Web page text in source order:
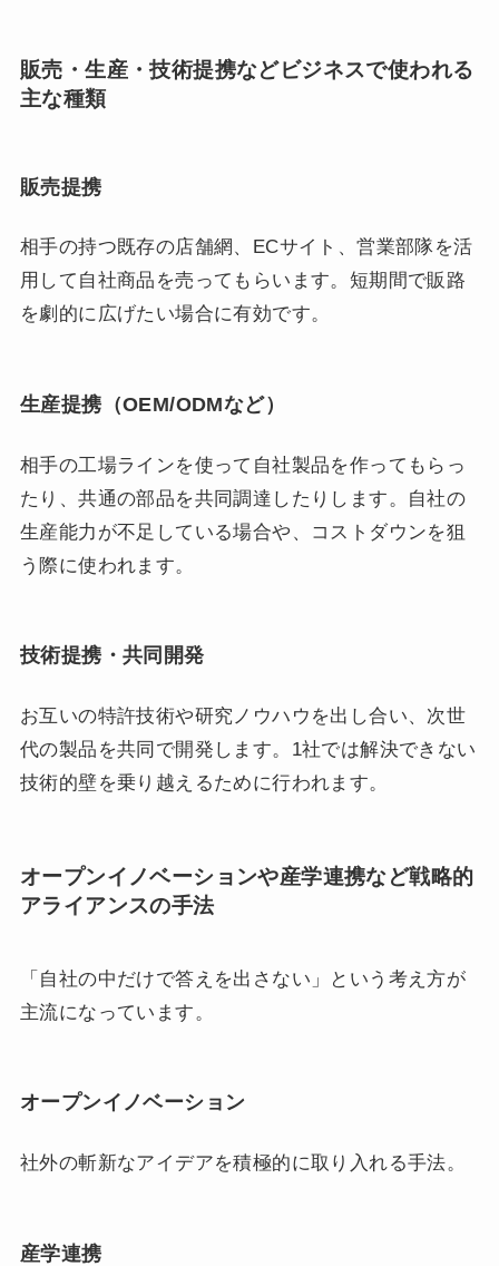
販売・生産・技術提携などビジネスで使われる
主な種類
販売提携
相手の持つ既存の店舗網、ECサイト、営業部隊を活
用して自社商品を売ってもらいます。短期間で販路
を劇的に広げたい場合に有効です。
生産提携（OEM/ODMなど）
相手の工場ラインを使って自社製品を作ってもらっ
たり、共通の部品を共同調達したりします。自社の
生産能力が不足している場合や、コストダウンを狙
う際に使われます。
技術提携・共同開発
お互いの特許技術や研究ノウハウを出し合い、次世
代の製品を共同で開発します。1社では解決できない
技術的壁を乗り越えるために行われます。
オープンイノベーションや産学連携など戦略的
アライアンスの手法
「自社の中だけで答えを出さない」という考え方が
主流になっています。
オープンイノベーション
社外の斬新なアイデアを積極的に取り入れる手法。
産学連携